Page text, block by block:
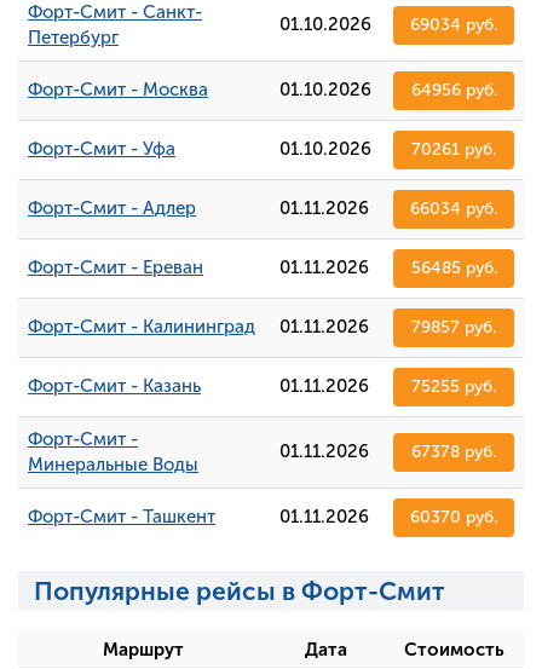
Форт-Смит - Санкт-
Петербург
01.10.2026 69034 руб.
Форт-Смит - Москва 01.10.2026 64956 руб.
Форт-Смит - Уфа 01.10.2026 70261 руб.
Форт-Смит - Адлер 01.11.2026 66034 руб.
Форт-Смит - Ереван 01.11.2026 56485 руб.
Форт-Смит - Калининград 01.11.2026 79857 руб.
Форт-Смит - Казань 01.11.2026 75255 руб.
Форт-Смит -
Минеральные Воды
01.11.2026 67378 руб.
Форт-Смит - Ташкент 01.11.2026 60370 руб.
Популярные рейсы в Форт-Смит
Маршрут Дата Стоимость